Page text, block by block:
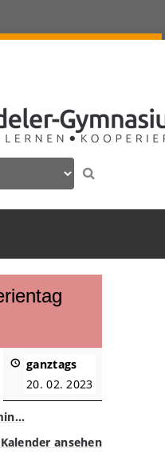
ganztags
20. 02. 2023
ansehen